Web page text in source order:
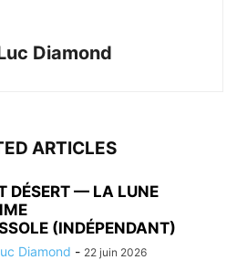
Diamond
ARTICLES
DÉSERT — LA LUNE
(INDÉPENDANT)
Diamond - 22 juin 2026